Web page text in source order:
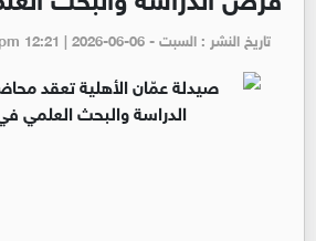
تاريخ النشر : السبت - pm 12:21 | 2026-06-06